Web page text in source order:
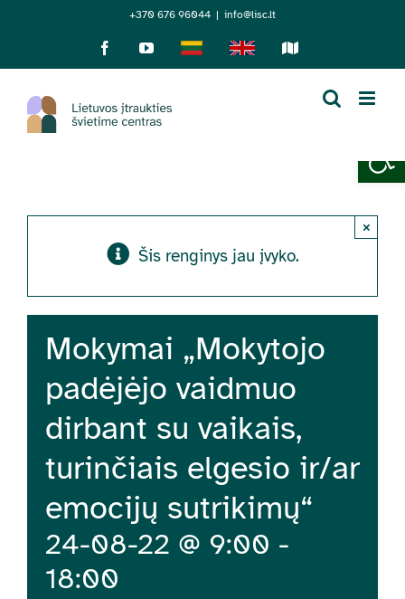
+370 676 96044 | info@lisc.lt
FacebookYouTubeLietuviškaiEnglish
Sensorinis
Šis renginys jau įvyko.
×
Mokymai „Mokytojo
padėjėjo vaidmuo
dirbant su vaikais,
turinčiais elgesio ir/ar
emocijų sutrikimų“
24-08-22 @ 9:00 -
18:00